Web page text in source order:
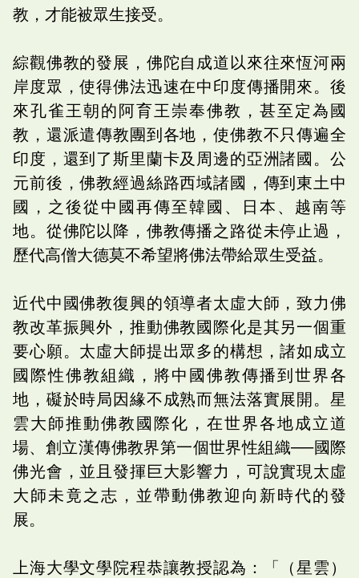
教，才能被眾生接受。
綜觀佛教的發展，佛陀自成道以來往來恆河兩
岸度眾，使得佛法迅速在中印度傳播開來。後
來孔雀王朝的阿育王崇奉佛教，甚至定為國
教，還派遣傳教團到各地，使佛教不只傳遍全
印度，還到了斯里蘭卡及周邊的亞洲諸國。公
元前後，佛教經過絲路西域諸國，傳到東土中
國，之後從中國再傳至韓國、日本、越南等
地。從佛陀以降，佛教傳播之路從未停止過，
歷代高僧大德莫不希望將佛法帶給眾生受益。
近代中國佛教復興的領導者太虛大師，致力佛
教改革振興外，推動佛教國際化是其另一個重
要心願。太虛大師提出眾多的構想，諸如成立
國際性佛教組織，將中國佛教傳播到世界各
地，礙於時局因緣不成熟而無法落實展開。星
雲大師推動佛教國際化，在世界各地成立道
場、創立漢傳佛教界第一個世界性組織──國際
佛光會，並且發揮巨大影響力，可說實現太虛
大師未竟之志，並帶動佛教迎向新時代的發
展。
上海大學文學院程恭讓教授認為：「（星雲）